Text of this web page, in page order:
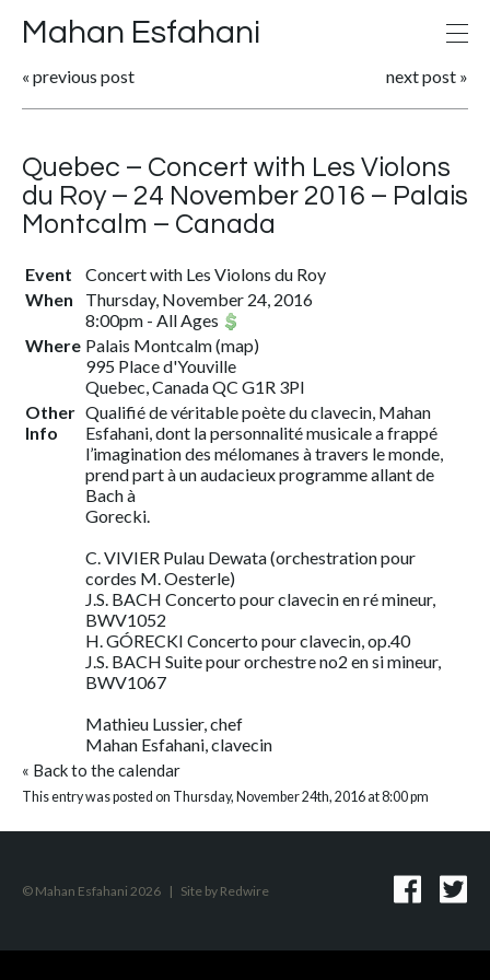
Mahan Esfahani
« previous post next post »
Quebec – Concert with Les Violons
du Roy – 24 November 2016 – Palais
Montcalm – Canada
Event
Concert with Les Violons du Roy
When
Thursday, November 24, 2016
8:00pm - All Ages
Where Palais Montcalm(map)
995 Place d'Youville
Quebec, Canada QC G1R 3PI
Other
Info
Qualifié de véritable poète du clavecin, Mahan
Esfahani, dont la personnalité musicale a frappé
l’imagination des mélomanes à travers le monde,
prend part à un audacieux programme allant de
Bach à
Gorecki.
C. VIVIER Pulau Dewata (orchestration pour
cordes M. Oesterle)
J.S. BACH Concerto pour clavecin en ré mineur,
BWV1052
H. GÓRECKI Concerto pour clavecin, op.40
J.S. BACH Suite pour orchestre no2 en si mineur,
BWV1067
Mathieu Lussier, chef
Mahan Esfahani, clavecin
« Back to the calendar
This entry was posted on Thursday, November 24th, 2016 at 8:00 pm
© Mahan Esfahani 2026 | Site by Redwire